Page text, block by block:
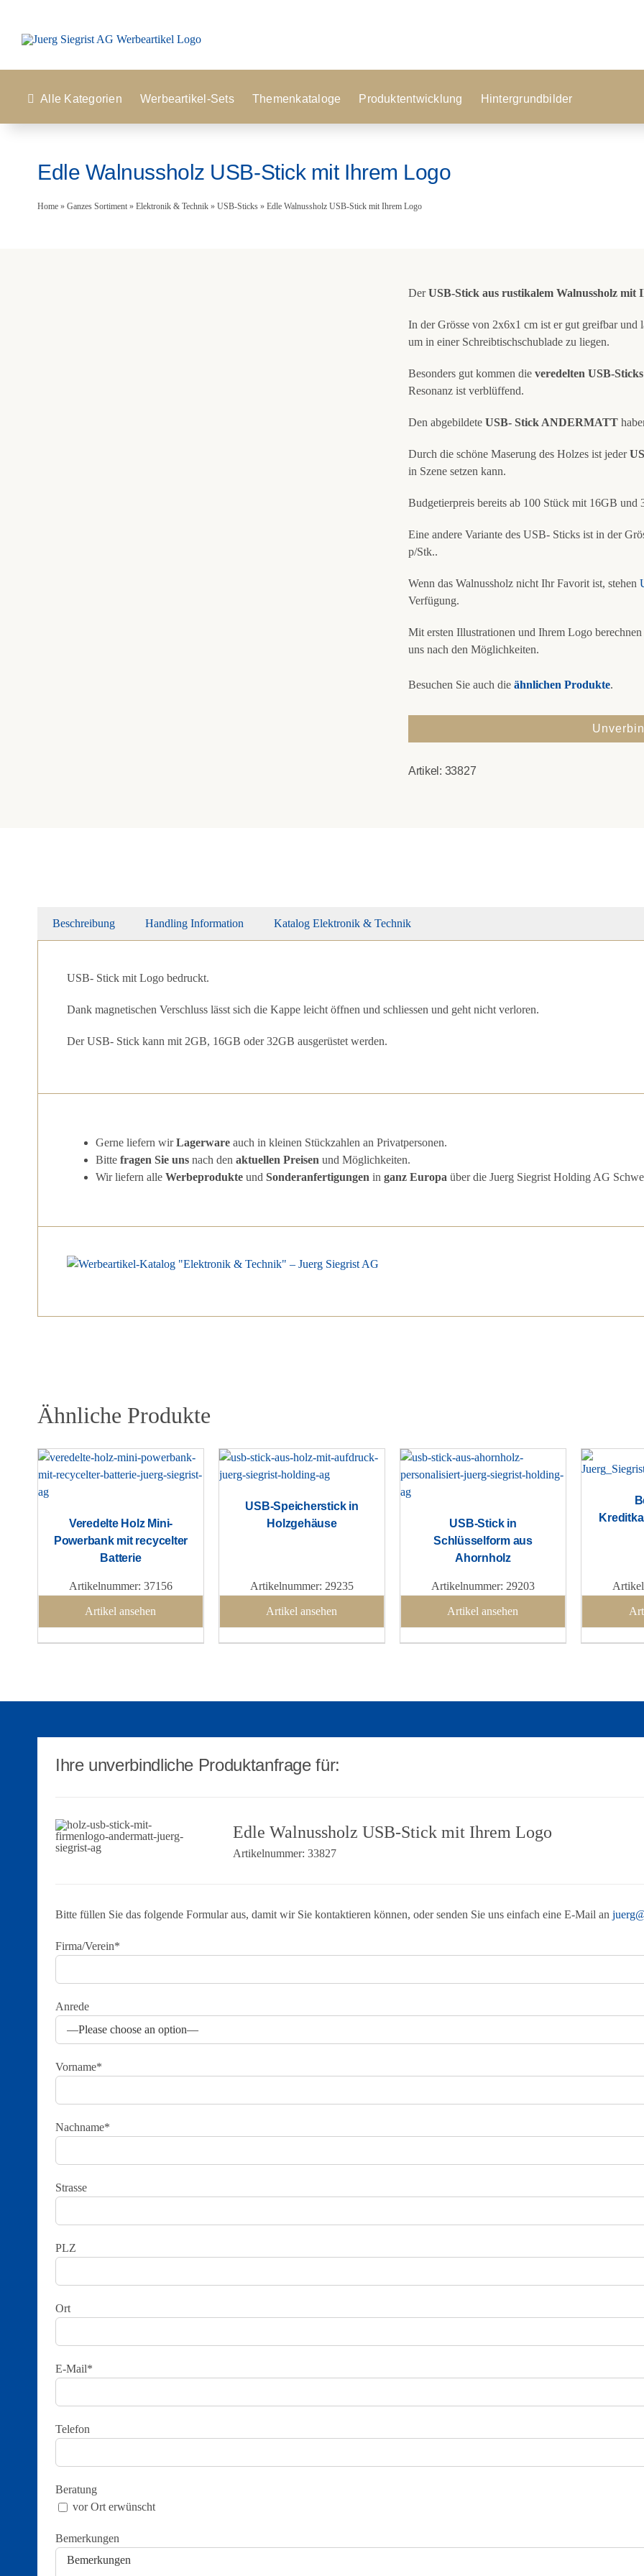
springen
Alle Kategorien Werbeartikel-Sets Themenkataloge Produktentwicklung Hintergrundbilder
Edle Walnussholz USB-Stick mit Ihrem Logo
Home» Ganzes Sortiment» Elektronik & Technik» USB-Sticks» Edle Walnussholz USB-Stick mit Ihrem Logo
DerUSB-Stick aus rustikalem Walnussholz mit
In der Grösse von 2x6x1 cm ist er gut greifbar und
um in einer Schreibtischschublade zu liegen.
Besonders gut kommen die veredelten USB-
Resonanz ist verblüffend.
Den abgebildete USB- Stick ANDERMATT
Durch die schöne Maserung des Holzes ist jeder
in Szene setzen kann.
Budgetierpreis bereits ab 100 Stück mit 16GB
Eine andere Variante des USB- Sticks ist in der
p/Stk..
Wenn das Walnussholz nicht Ihr Favorit ist, stehen
Verfügung.
Mit ersten Illustrationen und Ihrem Logo
uns nach den Möglichkeiten.
Besuchen Sie auch die ähnlichen Produkte.
Artikel: 33827
Beschreibung Handling Information Katalog Elektronik & Technik
USB- Stick mit Logo bedruckt.
Dank magnetischen Verschluss lässt sich die Kappe leicht öffnen und schliessen und geht nicht verloren.
Der USB- Stick kann mit 2GB, 16GB oder 32GB ausgerüstet werden.
Gerne liefern wirLagerwareauch in kleinen Stückzahlen an Privatpersonen.
Bitte fragen Sie unsnach den aktuellen Preisen und Möglichkeiten.
Wir liefern alle Werbeprodukteund Sonderanfertigungen in ganz Europa über die Juerg Siegrist Holding AG
Ähnliche Produkte
Veredelte Holz Mini-
Powerbank mit recycelter
Batterie
Artikelnummer: 37156
Artikel ansehen
USB-Speicherstick in
Holzgehäuse
Artikelnummer: 29235
Artikel ansehen
USB-Stick in
Schlüsselform aus
Ahornholz
Artikelnummer: 29203
Artikel ansehen
Ihre unverbindliche Produktanfrage für:
Edle Walnussholz USB-Stick mit Ihrem Logo
Artikelnummer:33827
Bitte füllen Sie das folgende Formular aus, damit wir Sie kontaktieren können, oder senden Sie uns einfach eine E-Mail an
Firma/Verein*
Anrede
Vorname*
Nachname*
Strasse
PLZ
Ort
E-Mail*
Telefon
Beratung
vor Ort erwünscht
Bemerkungen